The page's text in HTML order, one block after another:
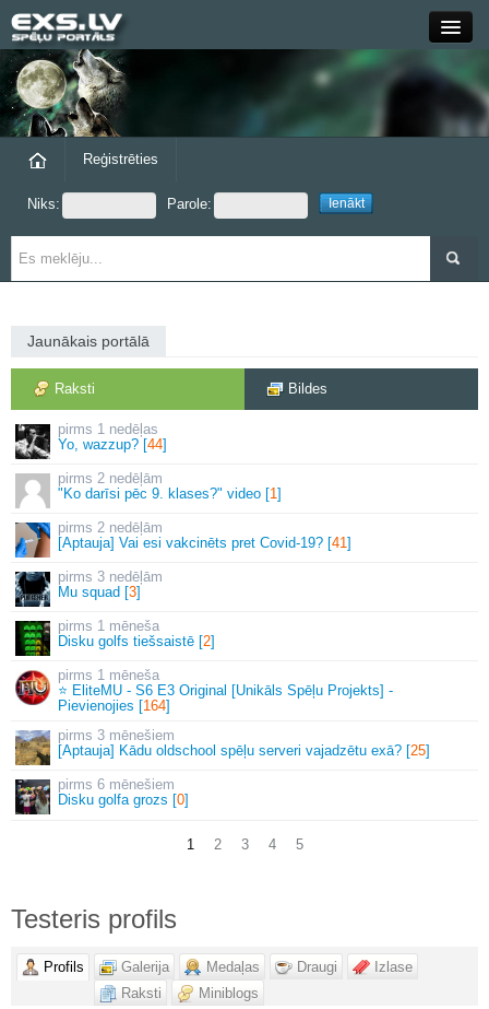
Grupas
Reģistrēties
Niks: Parole:
Jaunākais portālā
Raksti Bildes
1 nedēļas
Yo, wazzup? [44]
2 nedēļām
"Ko darīsi pēc 9. klases?" video [1]
2 nedēļām
[Aptauja] Vai esi vakcinēts pret Covid-19? [41]
3 nedēļām
Mu squad [3]
1 mēneša
Disku golfs tiešsaistē [2]
1 mēneša
⭐ EliteMU - S6 E3 Original [Unikāls Spēļu Projekts] -
Pievienojies [164]
3 mēnešiem
[Aptauja] Kādu oldschool spēļu serveri vajadzētu exā? [25]
6 mēnešiem
Disku golfa grozs [0]
1 2 3 4 5
Testeris profils
Profils Galerija Medaļas Draugi
Izlase
Raksti
Miniblogs